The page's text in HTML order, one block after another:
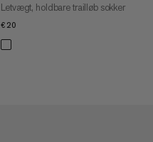
Letvægt, holdbare trailløb sokker
€20